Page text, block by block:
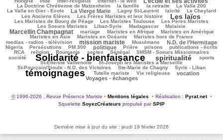
La Doctrine Chrétienne de Matzenheim
336/2937 la famille
89/2937 la retraite
47/2937 La Valla 200
101/2937
La Valla en Gier - Ecole
749/2937 La Vierge Marie
447/2937 Lagny St-Laurent
361/2937 laïcité
303/2937 Le Cheylard
70/2937
Les Anciens Elèves
171/2937 Les Frères Maristes et leur histoire
1635/2937 Les laïcs
543/2937
Les Maristes de Bourg de Péage
250/2937 Les Maristes Toulouse
605/2937 Les Pères Maristes
442/2937
Les Soeurs Maristes
Liban-Syrie Madagascar Malaisie
Marcellin Champagnat
43/2937 mariage
461/2937 Maristes en Afrique
393/2937 Maristes en Amérique
334/2937
Maristes en Asie
Maristes en Océanie Maristes hors de France
medias - radios - télévision
1165/2937 mission mariste
73/2937 Musulmans
901/2937 N.D. de l’Hermitage
52/2937
Nigeria
182/2937 Persécutions
159/2937 PM 300
739/2937 politique
262/2937 Prière
163/2937 prisons
286/2937 publications - écrits
165/2937
RCA
207/2937 religion
44/2937 Roumanie
51/2937 sectes
69/2937 Sénégal
389/2937 SMSM - Soeurs Missionnaires
262/2937
société
2937/2937 Solidarité - bienfaisance
1616/2937 spiritualité
366/2937 sports
223/2937
St-Etienne Valbenoîte
St-Joseph les Maristes à Marseille
St-Pourçain/Sioule - N.D. des Victoires
74/2937 Ste-Marie de Chagny
41/2937 Syrie - Liban
2906/2937
témoignages Tutelle mariste Vie religieuse vocation
Voyages - échanges
©1996-2026 , Revue Présence Mariste • Mentions légales • Réalisation : Pyrat.net •
Squelette SoyezCréateurs propulsé parSPIP
Dernière mise à jour du site : jeudi 19 février 2026